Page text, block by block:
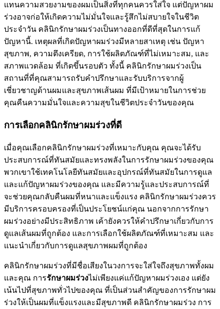
แทนความสวยงามของผมเป็นสิ่งที่ทุกคนควรใส่ใจ แต่ปัญหาผม
ร่วงอาจก่อให้เกิดความไม่มั่นใจและรู้สึกไม่สบายใจในชีวิต
ประจำวัน คลินิกรักษาผมร่วงเป็นทางออกที่ดีที่สุดในการแก้
ปัญหานี้. เหตุผลที่เกิดปัญหาผมร่วงมีหลายสาเหตุ เช่น ปัญหา
สุขภาพ, ความตึงเครียด, การใช้ผลิตภัณฑ์ที่ไม่เหมาะสม, และ
สภาพแวดล้อม ที่เกิดขึ้นรอบตัว ทั้งนี้ คลินิกรักษาผมร่วงเป็น
สถานที่ที่คุณสามารถรับคำปรึกษาและรับบริการจากผู้
เชี่ยวชาญด้านผมและสุขภาพเส้นผม ที่มีเป้าหมายในการช่วย
คุณคืนความมั่นใจและความสุขในชีวิตประจำวันของคุณ
การเลือกคลินิกรักษาผมร่วงที่ดี
เมื่อคุณเลือกคลินิกรักษาผมร่วงที่เหมาะกับคุณ คุณจะได้รับ
ประสบการณ์ที่ทันสมัยและทรงพลังในการรักษาผมร่วงของคุณ
พวกเขาใช้เทคโนโลยีทันสมัยและอุปกรณ์ที่ทันสมัยในการดูแล
และแก้ปัญหาผมร่วงของคุณ และมีความรู้และประสบการณ์ที่
จะช่วยคุณกลับคืนผมที่หนาและแข็งแรง คลินิกรักษาผมร่วงควร
มีบริการครอบครองที่เป็นประโยชน์แก่คุณ นอกจากการรักษา
ผมร่วงอย่างมีประสิทธิภาพ เค้ายังควรให้คำปรึกษาเกี่ยวกับการ
ดูแลเส้นผมที่ถูกต้อง และการเลือกใช้ผลิตภัณฑ์ที่เหมาะสม และ
แนะนำเกี่ยวกับการดูแลสุขภาพผมที่ถูกต้อง
คลินิกรักษาผมร่วงที่มีชื่อเสียงในวงการจะใส่ใจถึงสุขภาพทั้งผม
และคุณ การรักษาผมร่วงไม่เพียงแค่แก้ปัญหาผมร่วงเอง แต่ยัง
เน้นไปที่สุขภาพทั่วไปของคุณ ที่เป็นส่วนสำคัญของการรักษาผม
ร่วงให้เป็นผมที่แข็งแรงและมีสุขภาพดี คลินิกรักษาผมร่วง การ